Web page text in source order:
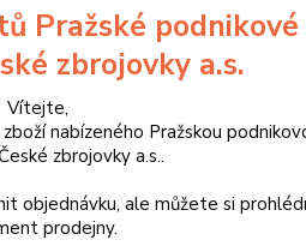
Pražské podnikové
zbrojovky a.s.
Vítejte,
nabízeného Pražskou
zbrojovky a.s..
objednávku, ale můžete si
prodejny.